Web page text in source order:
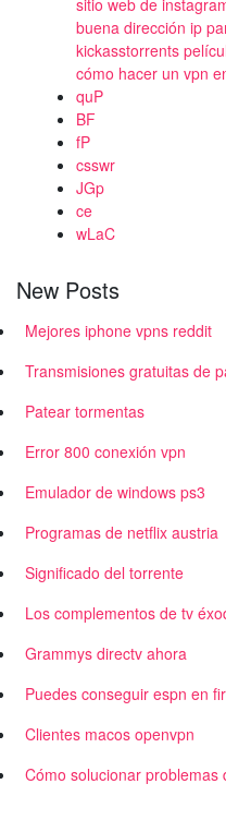
sitio web de
buena dirección ip
kickasstorrents
cómo hacer un vpn
quP
BF
fP
csswr
JGp
ce
wLaC
New Posts
Mejores iphone vpns reddit
Transmisiones gratuitas de
Patear tormentas
Error 800 conexión vpn
Emulador de windows ps3
Programas de netflix austria
Significado del torrente
Los complementos de tv
Grammys directv ahora
Puedes conseguir espn en
Clientes macos openvpn
Cómo solucionar problemas